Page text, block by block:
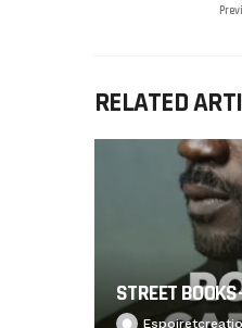
RELATED
STREET